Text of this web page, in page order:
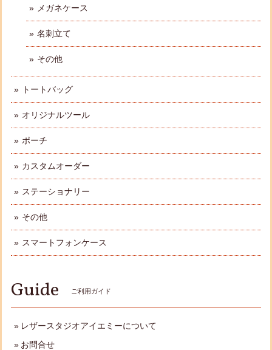
メガネケース
名刺立て
その他
トートバッグ
オリジナルツール
ポーチ
カスタムオーダー
ステーショナリー
その他
スマートフォンケース
Guide ご利用ガイド
レザースタジオアイエミーについて
お問合せ